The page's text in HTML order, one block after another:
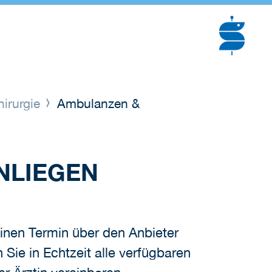
Ambulanzen &
Termin über den Anbieter
in Echtzeit alle verfügbaren